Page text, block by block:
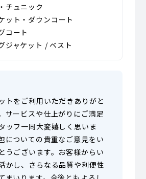
チュニック
ット・ダウンコート
コート
ジャケット / ベスト
トをご利用いただきありがと
サービスや仕上がりにご満足
ッフ一同大変嬉しく思いま
についての貴重なご意見をい
うございます。お客様からい
かし、さらなる品質や利便性